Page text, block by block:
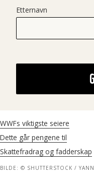
Etternavn
WWFs viktigste seiere
Dette går pengene til
Skattefradrag og fadderskap
BILDE: © SHUTTERSTOCK /